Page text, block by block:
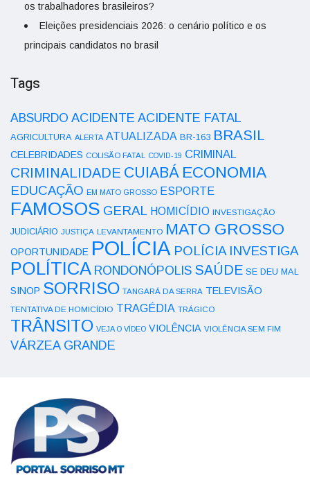
os trabalhadores brasileiros?
Eleições presidenciais 2026: o cenário político e os
principais candidatos no brasil
Tags
ABSURDO ACIDENTE ACIDENTE FATAL
AGRICULTURA ALERTA ATUALIZADA BR-163 BRASIL
CELEBRIDADES COLISÃO FATAL COVID-19 CRIMINAL
CRIMINALIDADE CUIABÁ ECONOMIA
EDUCAÇÃO EM MATO GROSSO ESPORTE
FAMOSOS GERAL HOMICÍDIO INVESTIGAÇÃO
JUDICIÁRIO JUSTIÇA LEVANTAMENTO MATO GROSSO
OPORTUNIDADE POLÍCIA POLÍCIA INVESTIGA
POLÍTICA RONDONÓPOLIS SAÚDE SE DEU MAL
SINOP SORRISO TANGARÁ DA SERRA TELEVISÃO
TENTATIVA DE HOMICÍDIO TRAGÉDIA TRÁGICO
TRÂNSITO VEJA O VÍDEO VIOLÊNCIA VIOLÊNCIA SEM FIM
VÁRZEA GRANDE